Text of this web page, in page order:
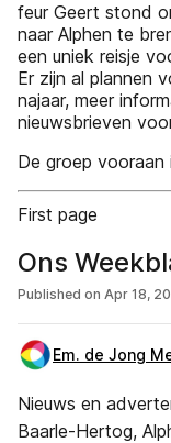
feur Geert stond
naar Alphen te
een uniek reisje
Er zijn al plannen
najaar, meer
nieuwsbrieven
De groep vooraan
First page
Ons
Published on Apr 18,
Em. de Jong
Nieuws en
Baarle-Hertog,